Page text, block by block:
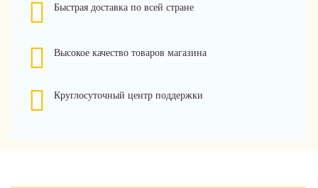
Быстрая доставка по всей стране
Высокое качество товаров магазина
Круглосуточный центр поддержки